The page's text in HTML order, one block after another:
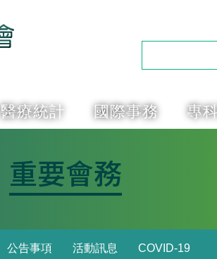
醫療統計 國際事務 專
重要會務
公告事項 活動訊息 COVID-19